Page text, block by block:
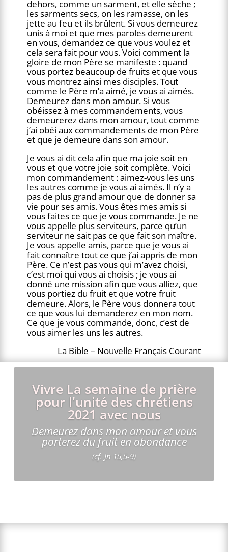
dehors, comme un sarment, et elle sèche ;
les sarments secs, on les ramasse, on les
jette au feu et ils brûlent. Si vous demeurez
unis à moi et que mes paroles demeurent
en vous, demandez ce que vous voulez et
cela sera fait pour vous. Voici comment la
gloire de mon Père se manifeste : quand
vous portez beaucoup de fruits et que vous
vous montrez ainsi mes disciples. Tout
comme le Père m’a aimé, je vous ai aimés.
Demeurez dans mon amour. Si vous
obéissez à mes commandements, vous
demeurerez dans mon amour, tout comme
j’ai obéi aux commandements de mon Père
et que je demeure dans son amour.
Je vous ai dit cela afin que ma joie soit en
vous et que votre joie soit complète. Voici
mon commandement : aimez-vous les uns
les autres comme je vous ai aimés. Il n’y a
pas de plus grand amour que de donner sa
vie pour ses amis. Vous êtes mes amis si
vous faites ce que je vous commande. Je ne
vous appelle plus serviteurs, parce qu’un
serviteur ne sait pas ce que fait son maître.
Je vous appelle amis, parce que je vous ai
fait connaître tout ce que j’ai appris de mon
Père. Ce n’est pas vous qui m’avez choisi,
c’est moi qui vous ai choisis ; je vous ai
donné une mission afin que vous alliez, que
vous portiez du fruit et que votre fruit
demeure. Alors, le Père vous donnera tout
ce que vous lui demanderez en mon nom.
Ce que je vous commande, donc, c’est de
vous aimer les uns les autres.
La Bible – Nouvelle Français Courant
Vivre La semaine de prière
pour l'unité des chrétiens
2021 avec nous
Demeurez dans mon amour et vous
porterez du fruit en abondance
(cf. Jn 15,5-9)